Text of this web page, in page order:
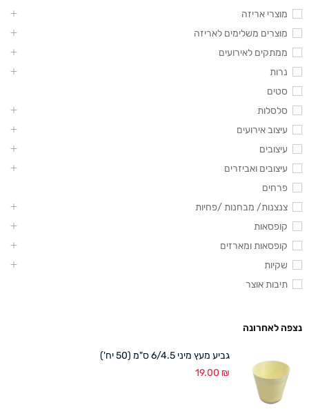
מוצרי אריזה
מוצרים משלימים לאריזה
ממתקים לאירועים
נרות
סטים
סלסלות
עיצוב אירועים
עיצובים
עיצובים ואביזרים
פרחים
צנצנות/ מבחנות /פחיות
קופסאות
קופסאות ומארזים
שקיות
תיבות אוצר
נצפה לאחרונה
גביע מעץ מיני 6/4.5 ס"מ (50 יח')
19.00 ₪